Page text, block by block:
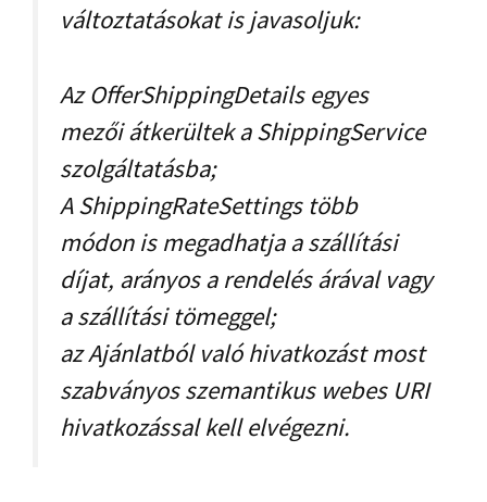
változtatásokat is javasoljuk:
Az OfferShippingDetails egyes
mezői átkerültek a ShippingService
szolgáltatásba;
A ShippingRateSettings több
módon is megadhatja a szállítási
díjat, arányos a rendelés árával vagy
a szállítási tömeggel;
az Ajánlatból való hivatkozást most
szabványos szemantikus webes URI
hivatkozással kell elvégezni.